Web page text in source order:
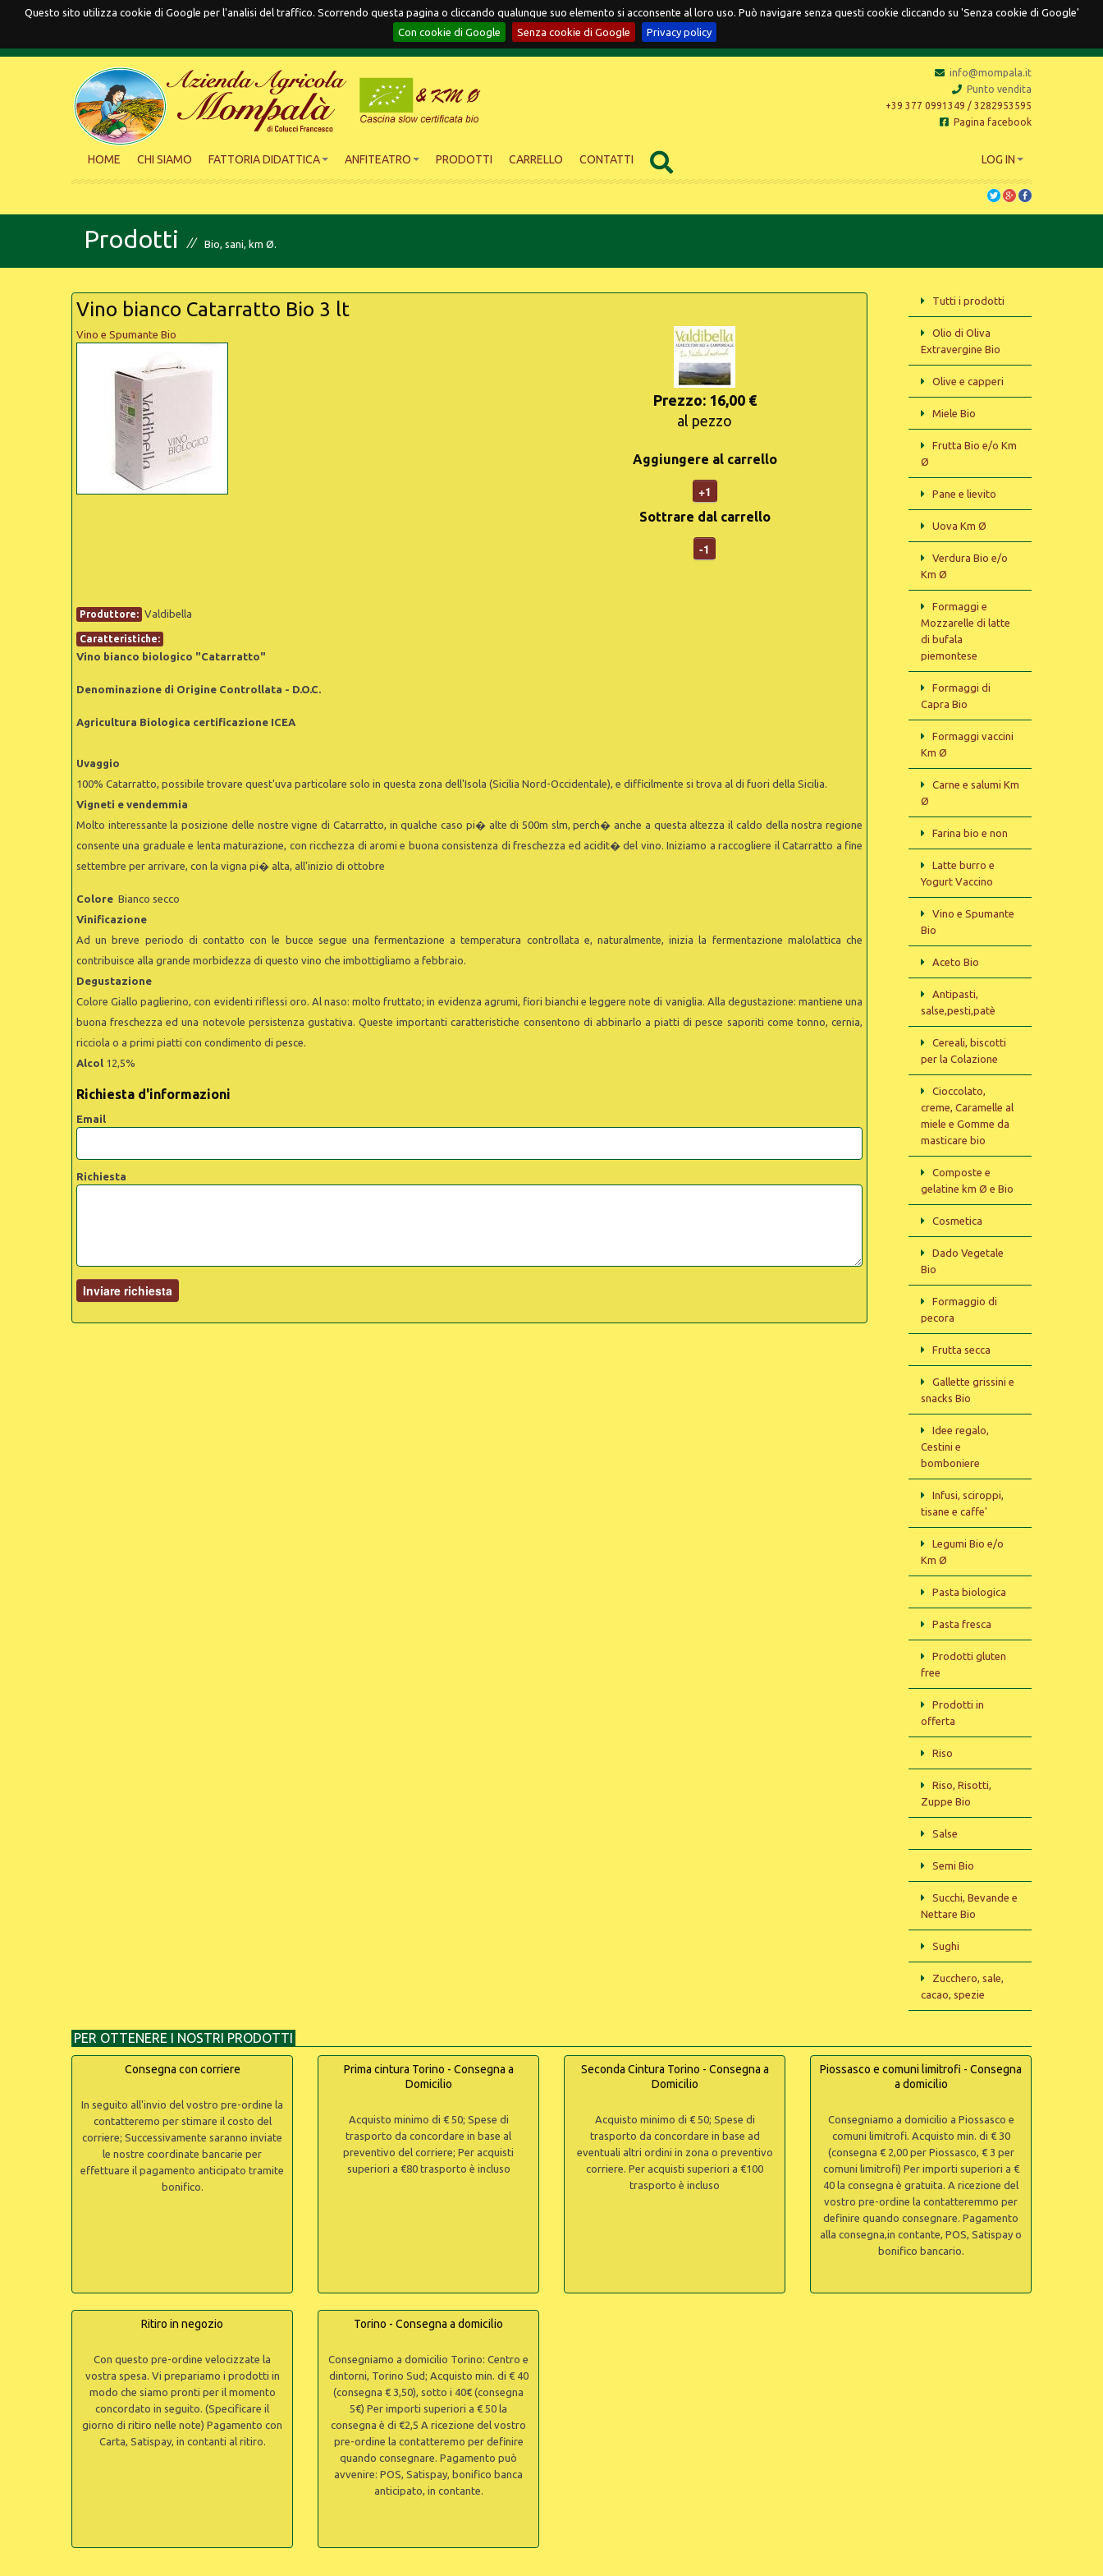
Questo sito utilizza cookie di Google per l'analisi del traffico. Scorrendo questa pagina o cliccando qualunque suo elemento si acconsente al loro uso. Può navigare senza questi cookie cliccando su 'Senza cookie di Google'
Con cookie di Google
Senza cookie di Google Privacy policy
info@mompala.it
Punto vendita
+39 377 0991349 / 3282953595
Pagina facebook
LOG IN
HOME CHI SIAMO FATTORIA DIDATTICA ANFITEATRO PRODOTTI CARRELLO CONTATTI
Prodotti Bio, sani, km Ø.
Vino bianco Catarratto Bio 3 lt
Vino e Spumante Bio
Prezzo: 16,00 €
al pezzo
Aggiungere al carrello
+1
Sottrare dal carrello
-1
Produttore: Valdibella
Caratteristiche:
Vino bianco biologico "Catarratto"
Denominazione di Origine Controllata - D.O.C.
Agricultura Biologica certificazione ICEA
Uvaggio
100% Catarratto, possibile trovare quest'uva particolare solo in questa zona dell'Isola (Sicilia Nord-Occidentale), e difficilmente si trova al di fuori della Sicilia.
Vigneti e vendemmia
Molto interessante la posizione delle nostre vigne di Catarratto, in qualche caso pi� alte di 500m slm, perch� anche a questa altezza il caldo della nostra regione
consente una graduale e lenta maturazione, con ricchezza di aromi e buona consistenza di freschezza ed acidit� del vino. Iniziamo a raccogliere il Catarratto a fine
settembre per arrivare, con la vigna pi� alta, all'inizio di ottobre
Colore Bianco secco
Vinificazione
Ad un breve periodo di contatto con le bucce segue una fermentazione a temperatura controllata e, naturalmente, inizia la fermentazione malolattica che
contribuisce alla grande morbidezza di questo vino che imbottigliamo a febbraio.
Degustazione
Colore Giallo paglierino, con evidenti riflessi oro. Al naso: molto fruttato; in evidenza agrumi, fiori bianchi e leggere note di vaniglia. Alla degustazione: mantiene una
buona freschezza ed una notevole persistenza gustativa. Queste importanti caratteristiche consentono di abbinarlo a piatti di pesce saporiti come tonno, cernia,
ricciola o a primi piatti con condimento di pesce.
Alcol 12,5%
Richiesta d'informazioni
Email
Richiesta
Tutti i prodotti
Olio di Oliva
Extravergine Bio
Olive e capperi
Miele Bio
Frutta Bio e/o Km
Ø
Pane e lievito
Uova Km Ø
Verdura Bio e/o
Km Ø
Formaggi e
Mozzarelle di latte
di bufala
piemontese
Formaggi di
Capra Bio
Formaggi vaccini
Km Ø
Carne e salumi Km
Ø
Farina bio e non
Latte burro e
Yogurt Vaccino
Vino e Spumante
Bio
Aceto Bio
Antipasti,
salse,pesti,patè
Cereali, biscotti
per la Colazione
Cioccolato,
creme, Caramelle al
miele e Gomme da
masticare bio
Composte e
gelatine km Ø e Bio
Cosmetica
Dado Vegetale
Bio
Formaggio di
pecora
Frutta secca
Gallette grissini e
snacks Bio
Idee regalo,
Cestini e
bomboniere
Infusi, sciroppi,
tisane e caffe'
Legumi Bio e/o
Km Ø
Pasta biologica
Pasta fresca
Prodotti gluten
free
Prodotti in
offerta
Riso
Riso, Risotti,
Zuppe Bio
Salse
Semi Bio
Succhi, Bevande e
Nettare Bio
Sughi
Zucchero, sale,
cacao, spezie
PER OTTENERE I NOSTRI PRODOTTI
Consegna con corriere
In seguito all'invio del vostro pre-ordine la
contatteremo per stimare il costo del
corriere; Successivamente saranno inviate
le nostre coordinate bancarie per
effettuare il pagamento anticipato tramite
bonifico.
Prima cintura Torino - Consegna a
Domicilio
Acquisto minimo di € 50; Spese di
trasporto da concordare in base al
preventivo del corriere; Per acquisti
superiori a €80 trasporto è incluso
Seconda Cintura Torino - Consegna a
Domicilio
Acquisto minimo di € 50; Spese di
trasporto da concordare in base ad
eventuali altri ordini in zona o preventivo
corriere. Per acquisti superiori a €100
trasporto è incluso
Piossasco e comuni limitrofi - Consegna
a domicilio
Consegniamo a domicilio a Piossasco e
comuni limitrofi. Acquisto min. di € 30
(consegna € 2,00 per Piossasco, € 3 per
comuni limitrofi) Per importi superiori a €
40 la consegna è gratuita. A ricezione del
vostro pre-ordine la contatteremmo per
definire quando consegnare. Pagamento
alla consegna,in contante, POS, Satispay o
bonifico bancario.
Ritiro in negozio
Con questo pre-ordine velocizzate la
vostra spesa. Vi prepariamo i prodotti in
modo che siamo pronti per il momento
concordato in seguito. (Specificare il
giorno di ritiro nelle note) Pagamento con
Carta, Satispay, in contanti al ritiro.
Torino - Consegna a domicilio
Consegniamo a domicilio Torino: Centro e
dintorni, Torino Sud; Acquisto min. di € 40
(consegna € 3,50), sotto i 40€ (consegna
5€) Per importi superiori a € 50 la
consegna è di €2,5 A ricezione del vostro
pre-ordine la contatteremo per definire
quando consegnare. Pagamento può
avvenire: POS, Satispay, bonifico banca
anticipato, in contante.